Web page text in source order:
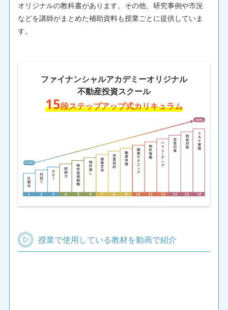
オリジナルの教科書があります。その他、研究事例や市況
などを講師がまとめた補助資料も授業ごとに提供していま
す。
ファイナンシャルアカデミーオリジナル
不動産投資スクール
15段ステップアップ式カリキュラム
授業で使用している教材を動画で紹介